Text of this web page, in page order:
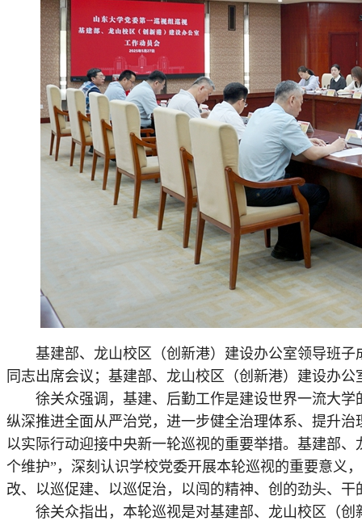
基建部、龙山校区（创新港）建设办公室领导班子
同志出席会议；基建部、龙山校区（创新港）建设办
徐关众强调，基建、后勤工作是建设世界一流大学
纵深推进全面从严治党，进一步健全治理体系、提升
以实际行动迎接中央新一轮巡视的重要举措。基建部
个维护”，深刻认识学校党委开展本轮巡视的重要意义
改、以巡促建、以巡促治，以闯的精神、创的劲头、
徐关众指出，本轮巡视是对基建部、龙山校区（创